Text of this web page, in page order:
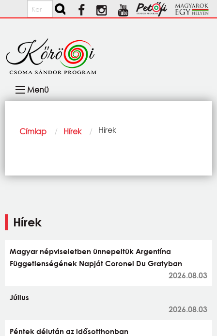
Ugrás a tartalomra
Keresés
navigáció
Menü
Morzsa
Címlap Hírek Current:
Hírek
Hírek
Magyar népviseletben ünnepeltük Argentína
Függetlenségének Napját Coronel Du Gratyban
2026.08.03
Július
2026.08.03
Péntek délután az idősotthonban